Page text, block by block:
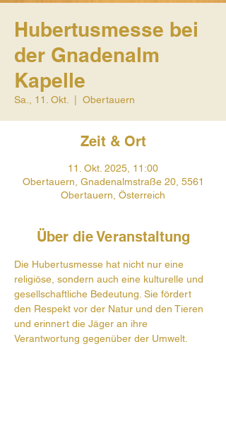
Hubertusmesse bei
der Gnadenalm
Kapelle
Sa., 11. Okt. Obertauern
Zeit & Ort
11. Okt. 2025, 11:00
Obertauern, Gnadenalmstraße 20, 5561
Obertauern, Österreich
Über die Veranstaltung
Die Hubertusmesse hat nicht nur eine
religiöse, sondern auch eine kulturelle und
gesellschaftliche Bedeutung. Sie fördert
den Respekt vor der Natur und den Tieren
und erinnert die Jäger an ihre
Verantwortung gegenüber der Umwelt.